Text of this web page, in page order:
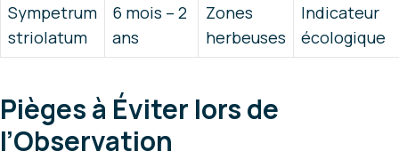
Sympetrum
striolatum
6 mois – 2
ans
Zones
herbeuses
Indicateur
écologique
Pièges à Éviter lors de
l’Observation